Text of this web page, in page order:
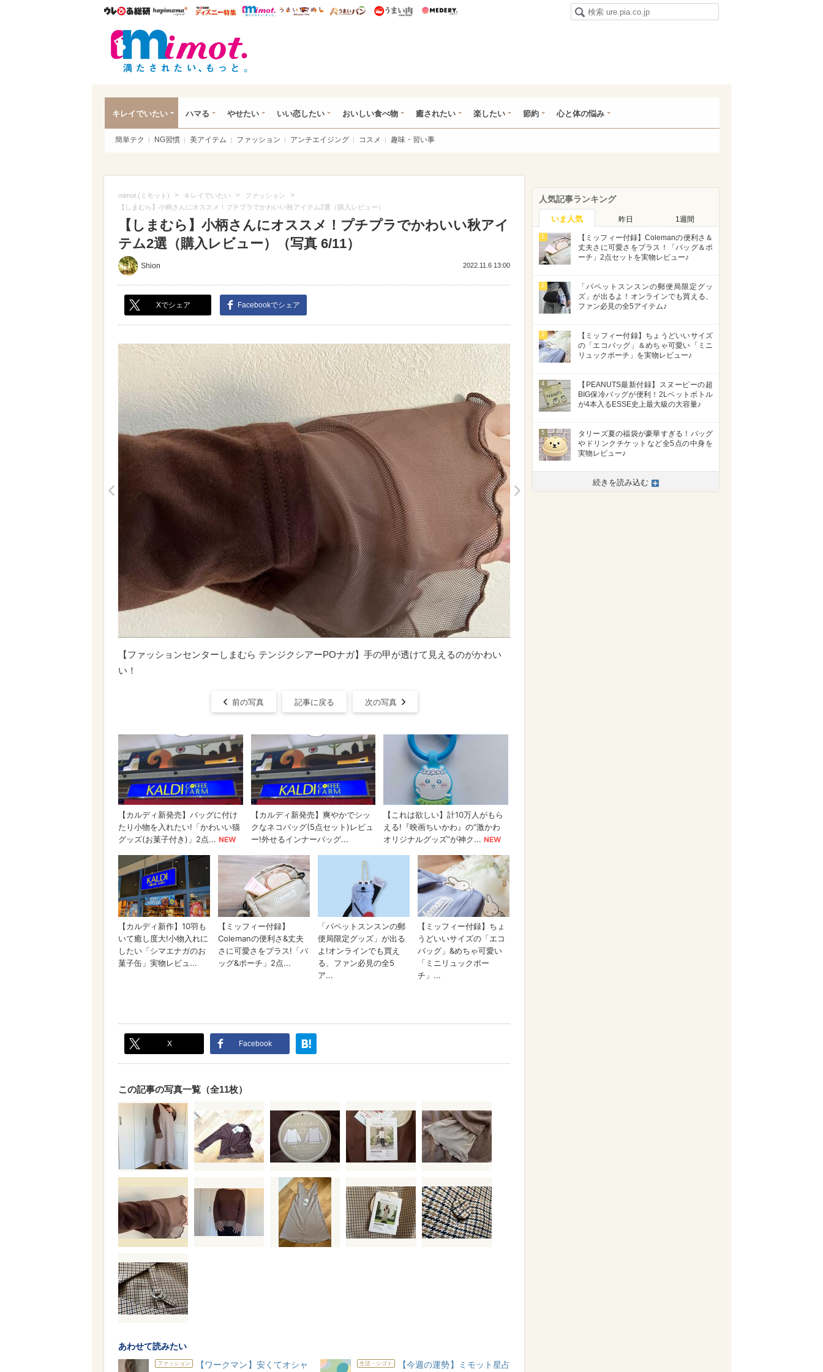
ウレぴあ総研ハピママ* ウレぴあ総研 ディズニー特集
mimot. うまいめし うまいパン うまい肉
キレイでいたい ハマる やせたい いい恋したい おいしい食べ物 癒されたい 楽したい 節約 心と体の悩み
簡単テク NG習慣 美アイテム ファッション アンチエイジング コスメ 趣味・習い事
mimot.(ミモット) > キレイでいたい > ファッション >
【しまむら】小柄さんにオススメ！プチプラでかわいい秋アイテム2選（購入レビュー）
【しまむら】小柄さんにオススメ！プチプラでかわいい秋アイ
テム2選（購入レビュー）（写真 6/11）
Shion 2022.11.6 13:00
Xでシェア Facebookでシェア
【ファッションセンターしまむら テンジクシアーPOナガ】手の甲が透けて見えるのがかわい
い！
前の写真 記事に戻る 次の写真
X Facebook
この記事の写真一覧（全11枚）
あわせて読みたい
ファッション
【ワークマン】安くてオシャ
生活・シゴト
【今週の運勢】ミモット星占
人気記事ランキング
いま人気 昨日 1週間
1
【ミッフィー付録】Colemanの便利さ＆
丈夫さに可愛さをプラス！「バッグ＆ポ
ーチ」2点セットを実物レビュー♪
2
「パペットスンスンの郵便局限定グッ
ズ」が出るよ！オンラインでも買える、
ファン必見の全5アイテム♪
3
【ミッフィー付録】ちょうどいいサイズ
の「エコバッグ」＆めちゃ可愛い「ミニ
リュックポーチ」を実物レビュー♪
4
【PEANUTS最新付録】スヌーピーの超
BIG保冷バッグが便利！2Lペットボトル
が4本入るESSE史上最大級の大容量♪
5
タリーズ夏の福袋が豪華すぎる！バッグ
やドリンクチケットなど全5点の中身を
実物レビュー♪
続きを読み込む